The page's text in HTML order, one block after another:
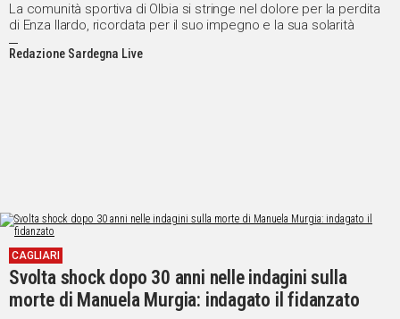
La comunità sportiva di Olbia si stringe nel dolore per la perdita
di Enza Ilardo, ricordata per il suo impegno e la sua solarità
Redazione Sardegna Live
CAGLIARI
Svolta shock dopo 30 anni nelle indagini sulla
morte di Manuela Murgia: indagato il fidanzato